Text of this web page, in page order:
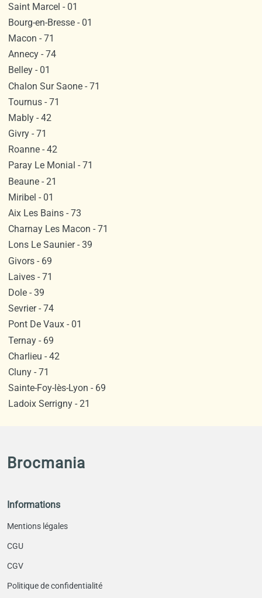
Saint Marcel - 01
Bourg-en-Bresse - 01
Macon - 71
Annecy - 74
Belley - 01
Chalon Sur Saone - 71
Tournus - 71
Mably - 42
Givry - 71
Roanne - 42
Paray Le Monial - 71
Beaune - 21
Miribel - 01
Aix Les Bains - 73
Charnay Les Macon - 71
Lons Le Saunier - 39
Givors - 69
Laives - 71
Dole - 39
Sevrier - 74
Pont De Vaux - 01
Ternay - 69
Charlieu - 42
Cluny - 71
Sainte-Foy-lès-Lyon - 69
Ladoix Serrigny - 21
Brocmania
Informations
Mentions légales
CGU
CGV
Politique de confidentialité